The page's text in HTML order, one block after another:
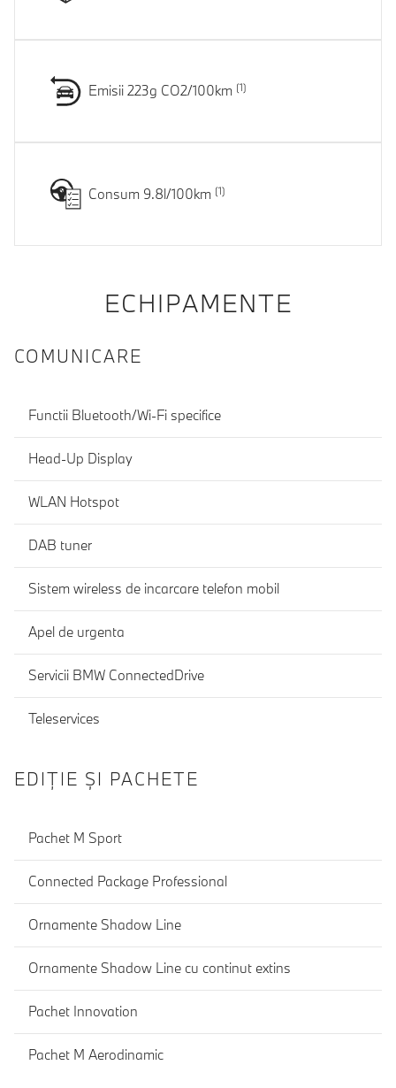
Emisii 223g CO2/100km
Consum 9.8l/100km
ECHIPAMENTE
COMUNICARE
Functii Bluetooth/Wi-Fi specifice
Head-Up Display
WLAN Hotspot
DAB tuner
Sistem wireless de incarcare telefon mobil
Apel de urgenta
Servicii BMW ConnectedDrive
Teleservices
EDIŢIE ŞI PACHETE
Pachet M Sport
Connected Package Professional
Ornamente Shadow Line
Ornamente Shadow Line cu continut extins
Pachet Innovation
Pachet M Aerodinamic